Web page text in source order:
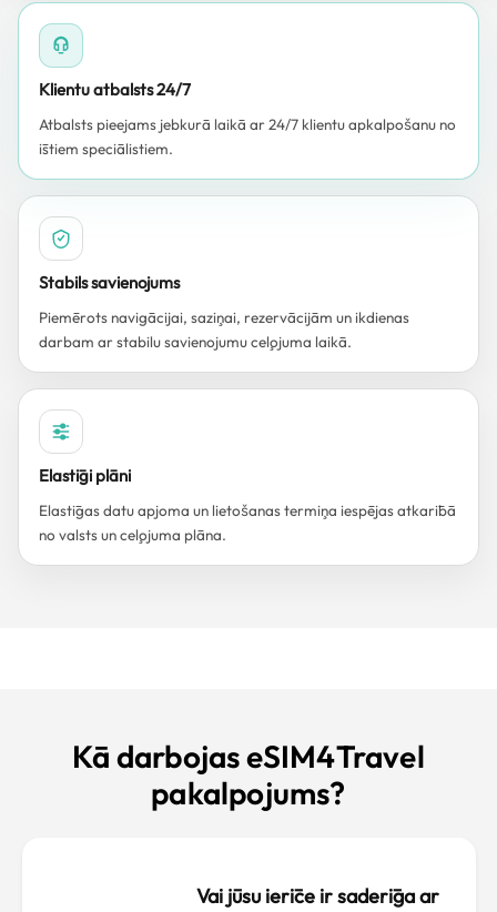
Klientu atbalsts 24/7
Atbalsts pieejams jebkurā laikā ar 24/7 klientu apkalpošanu no
īstiem speciālistiem.
Stabils savienojums
Piemērots navigācijai, saziņai, rezervācijām un ikdienas
darbam ar stabilu savienojumu ceļojuma laikā.
Elastīgi plāni
Elastīgas datu apjoma un lietošanas termiņa iespējas atkarībā
no valsts un ceļojuma plāna.
Kā darbojas eSIM4Travel
pakalpojums?
Vai jūsu ierīce ir saderīga ar